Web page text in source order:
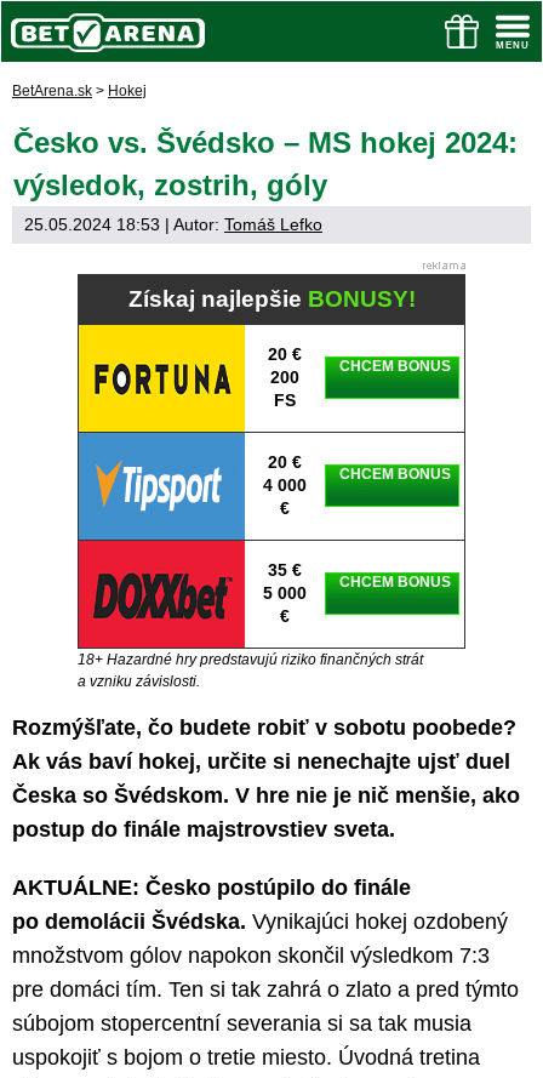
BetArena.sk > Hokej
Česko vs. Švédsko – MS hokej 2024:
výsledok, zostrih, góly
25.05.2024 18:53 | Autor: Tomáš Lefko
Získaj najlepšie BONUSY!
20 €
200
FS
CHCEM BONUS
20 €
4 000
€
CHCEM BONUS
35 €
5 000
€
CHCEM BONUS
18+ Hazardné hry predstavujú riziko finančných strát
a vzniku závislosti.
Rozmýšľate, čo budete robiť v sobotu poobede?
Ak vás baví hokej, určite si nenechajte ujsť duel
Česka so Švédskom. V hre nie je nič menšie, ako
postup do finále majstrovstiev sveta.
AKTUÁLNE: Česko postúpilo do finále
po demolácii Švédska. Vynikajúci hokej ozdobený
množstvom gólov napokon skončil výsledkom 7:3
pre domáci tím. Ten si tak zahrá o zlato a pred týmto
súbojom stopercentní severania si sa tak musia
uspokojiť s bojom o tretie miesto. Úvodná tretina